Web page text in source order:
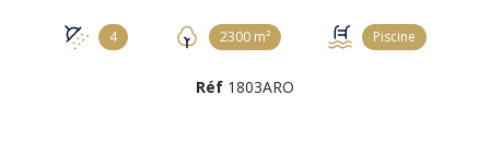
4 2300 m² Piscine
Réf 1803ARO